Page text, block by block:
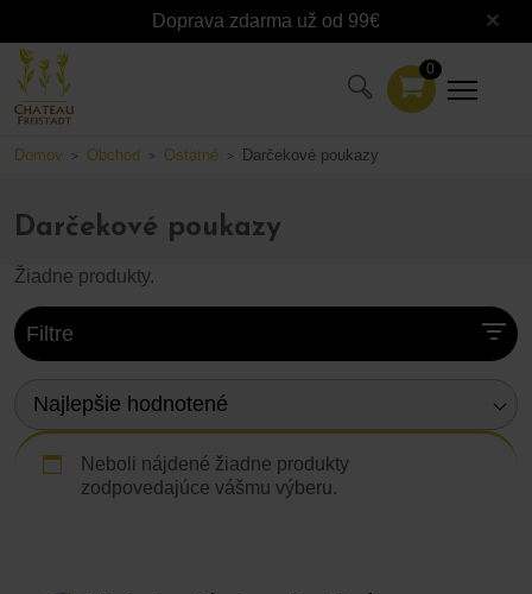
Doprava zdarma už od 99€
0
Domov > Obchod > Ostatné > Darčekové poukazy
Darčekové poukazy
Žiadne produkty.
Filtre
Najlepšie hodnotené
Neboli nájdené žiadne produkty
zodpovedajúce vášmu výberu.